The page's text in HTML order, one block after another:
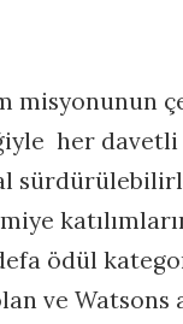
misyonunun
her davetli
ödül
ve